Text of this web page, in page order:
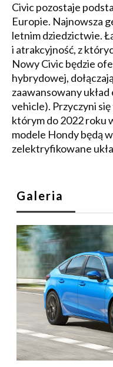
Civic pozostaje
Europie. Najnowsza
letnim dziedzictwie.
i atrakcyjność, z
Nowy Civic będzie
hybrydowej,
zaawansowany
vehicle). Przyczyni
którym do 2022 roku
modele Hondy będą
zelektryfikowane
Galeria